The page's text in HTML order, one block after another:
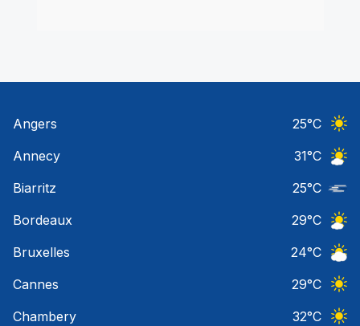
Angers 25°C
Annecy
31°C
Biarritz
25°C
Bordeaux
29°C
Bruxelles
24°C
Cannes
29°C
Chambery
32°C